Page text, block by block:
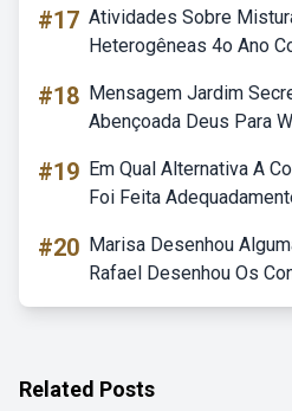
#17 Atividades Sobre
Heterogêneas 4o Ano
#18 Mensagem Jardim
Abençoada Deus Para
#19 Em Qual Alternativa A
Foi Feita
#20 Marisa Desenhou
Rafael Desenhou Os
Related Posts